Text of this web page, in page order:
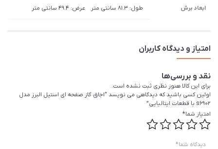
ابعاد برش طول: 81.3 سانتی متر عرض: 49.4 سانتی متر
امتیاز و دیدگاه کاربران
نقد و بررسی‌ها
برای این کالا هنوز نظری ثبت نشده است.
اولین کسی باشید که دیدگاهی می نویسد “اجاق گاز صفحه ای استیل البرز مدل
s6902 با قطعات ایتالیایی”
امتیاز شما*
دیدگاه شما*